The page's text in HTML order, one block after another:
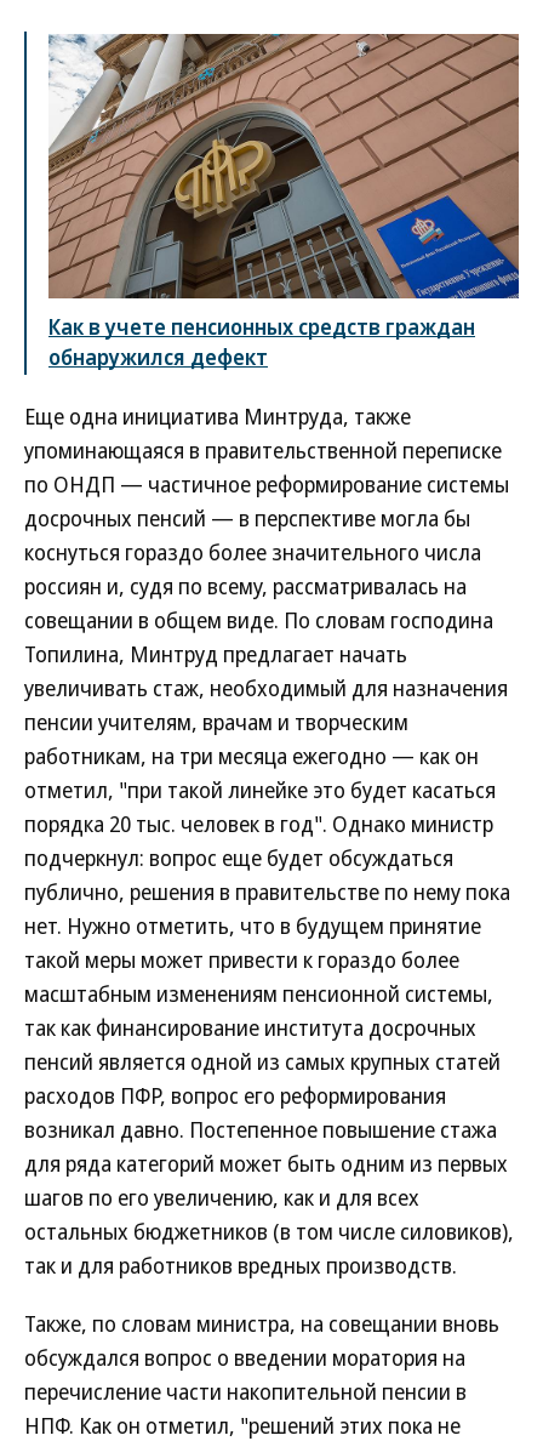
Как в учете пенсионных средств граждан
обнаружился дефект
Еще одна инициатива Минтруда, также
упоминающаяся в правительственной переписке
по ОНДП — частичное реформирование системы
досрочных пенсий — в перспективе могла бы
коснуться гораздо более значительного числа
россиян и, судя по всему, рассматривалась на
совещании в общем виде. По словам господина
Топилина, Минтруд предлагает начать
увеличивать стаж, необходимый для назначения
пенсии учителям, врачам и творческим
работникам, на три месяца ежегодно — как он
отметил, "при такой линейке это будет касаться
порядка 20 тыс. человек в год". Однако министр
подчеркнул: вопрос еще будет обсуждаться
публично, решения в правительстве по нему пока
нет. Нужно отметить, что в будущем принятие
такой меры может привести к гораздо более
масштабным изменениям пенсионной системы,
так как финансирование института досрочных
пенсий является одной из самых крупных статей
расходов ПФР, вопрос его реформирования
возникал давно. Постепенное повышение стажа
для ряда категорий может быть одним из первых
шагов по его увеличению, как и для всех
остальных бюджетников (в том числе силовиков),
так и для работников вредных производств.
Также, по словам министра, на совещании вновь
обсуждался вопрос о введении моратория на
перечисление части накопительной пенсии в
НПФ. Как он отметил, "решений этих пока не